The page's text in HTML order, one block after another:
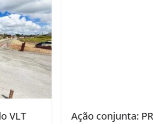
Ação conjunta: PRF